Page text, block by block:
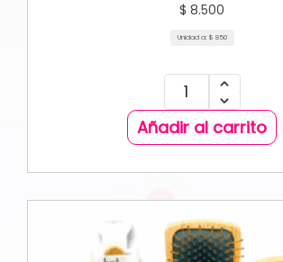
$ 8.500
Unidad a: $ 850
Añadir al carrito